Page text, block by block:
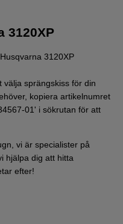
3120XP
3120XP
välja sprängskiss för din
kopiera artikelnumret
01' i sökrutan för att
vi är specialister på
hjälpa dig att hitta
efter!